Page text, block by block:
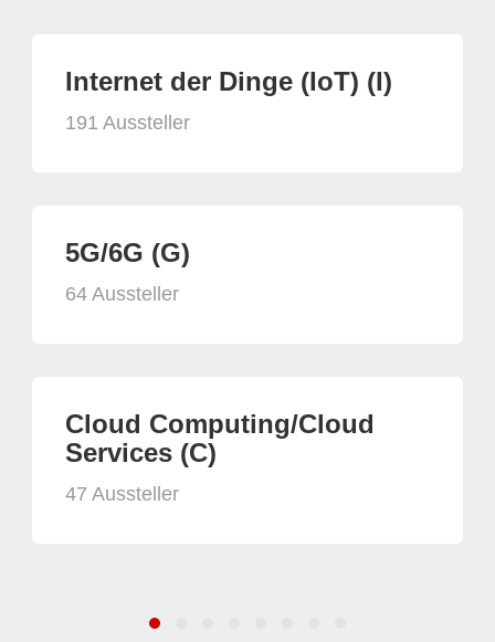
Internet der Dinge (IoT) (I)
191 Aussteller
5G/6G (G)
64 Aussteller
Cloud Computing/Cloud
Services (C)
47 Aussteller